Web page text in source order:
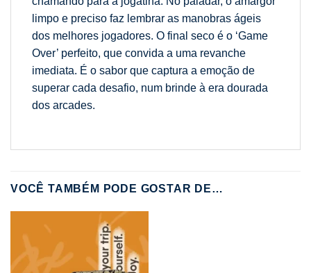
limpo e preciso faz lembrar as manobras ágeis
dos melhores jogadores. O final seco é o ‘Game
Over’ perfeito, que convida a uma revanche
imediata. É o sabor que captura a emoção de
superar cada desafio, num brinde à era dourada
dos arcades.
VOCÊ TAMBÉM PODE GOSTAR DE…